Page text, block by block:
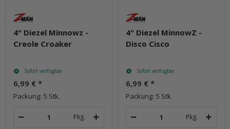
4" Diezel Minnowz -
Creole Croaker
Sofort verfügbar
6,99 € *
Packung: 5 Stk.
Pkg.
4" Diezel MinnowZ -
Disco Cisco
Sofort verfügbar
6,99 € *
Packung: 5 Stk.
Pkg.